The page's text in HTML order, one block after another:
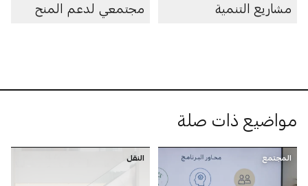
مشاريع التنمية
مجتمعي لدعم المنح
مواضيع ذات صلة
المجتمع النقل